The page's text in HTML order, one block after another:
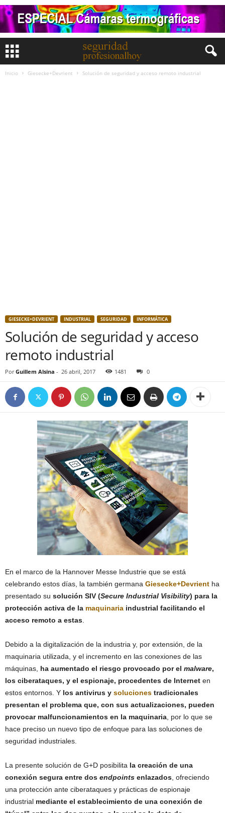
Inicio Giesecke+Devrient Solución de seguridad y acceso remoto industrial
GIESECKE+DEVRIENT INDUSTRIAL SEGURIDAD INFORMÁTICA
Solución de seguridad y acceso
remoto industrial
Por Guillem Alsina - 26 abril, 2017 1481 0
En el marco de la Hannover Messe Industrie que se está
celebrando estos días, la también germana Giesecke+Devrient ha
presentado su solución SIV (Secure Industrial Visibility) para la
protección activa de la maquinaria industrial facilitando el
acceso remoto a estas
Debido a la digitalización de la industria y, por extensión, de la
maquinaria utilizada, y el incremento en las conexiones de las
máquinas, ha aumentado el riesgo provocado por el malware,
los ciberataques, y el espionaje, procedentes de Internet en
estos entornos. Y los antivirus y soluciones tradicionales
presentan el problema que, con sus actualizaciones, pueden
provocar malfuncionamientos en la maquinaria , por lo que se
hace preciso un nuevo tipo de enfoque para las soluciones de
seguridad industriales.
La presente solución de G+D posibilita la creación de una
conexión segura entre dos endpoints enlazados , ofreciendo
una protección ante ciberataques y prácticas de espionaje
industrial mediante el establecimiento de una conexión de